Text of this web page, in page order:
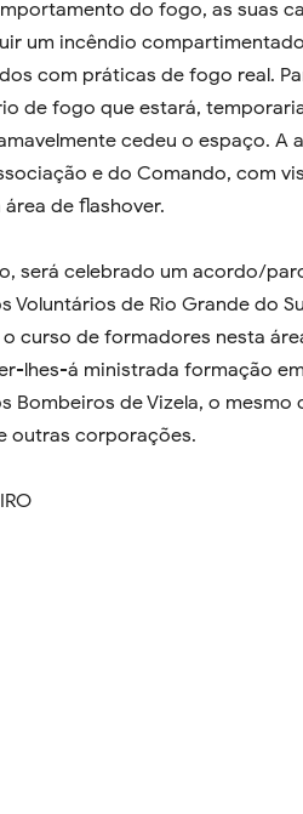
do fogo, as suas
um incêndio
com práticas de fogo real.
de fogo que estará,
cedeu o espaço.
e do Comando, com
de flashover.
será celebrado um acordo/
Voluntários de Rio Grande do
curso de formadores nesta
lhes-á ministrada formação
Bombeiros de Vizela, o
outras corporações.